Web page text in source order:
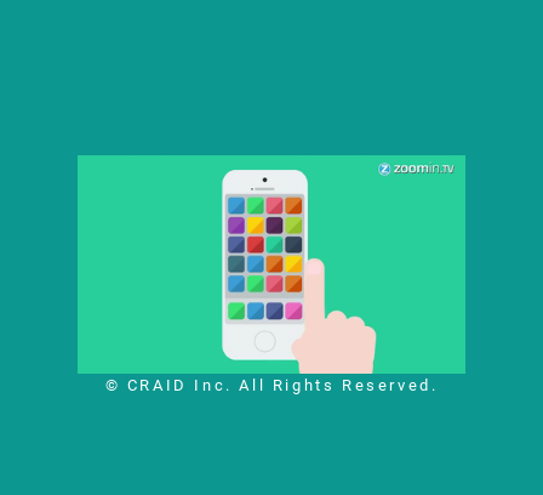
© CRAID Inc. All Rights Reserved.